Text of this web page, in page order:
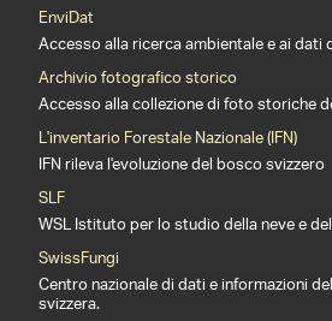
EnviDat
Accesso alla ricerca ambientale e ai
Archivio fotografico storico
Accesso alla collezione di foto storiche
L'inventario Forestale Nazionale (IFN)
IFN rileva l'evoluzione del bosco svizzero
SLF
WSL Istituto per lo studio della neve e
SwissFungi
Centro nazionale di dati e informazioni
svizzera.